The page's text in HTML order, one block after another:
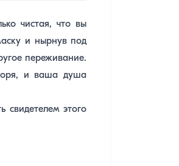
чистая, что вы
и нырнув под
переживание.
и ваша душа
свидетелем этого